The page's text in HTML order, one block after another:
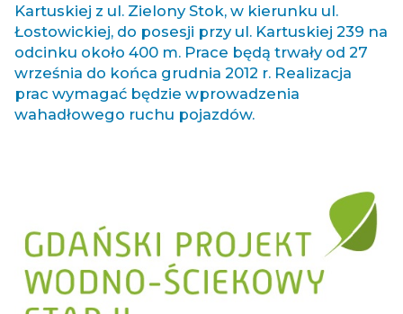
Kartuskiej z ul. Zielony Stok, w kierunku ul.
Łostowickiej, do posesji przy ul. Kartuskiej 239 na
odcinku około 400 m. Prace będą trwały od 27
września do końca grudnia 2012 r. Realizacja
prac wymagać będzie wprowadzenia
wahadłowego ruchu pojazdów.